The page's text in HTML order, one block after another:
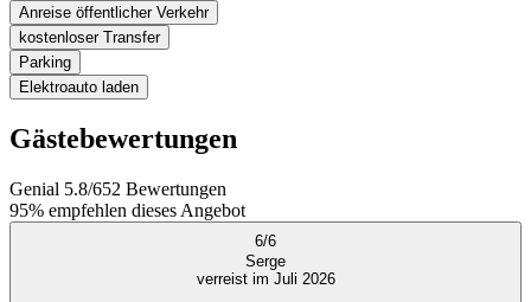
Anreise öffentlicher Verkehr
kostenloser Transfer
Parking
Elektroauto laden
Gästebewertungen
Genial 5.8/652 Bewertungen
95% empfehlen dieses Angebot
6/6
Serge
verreist im Juli 2026